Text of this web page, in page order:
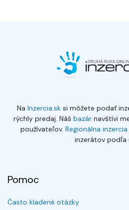
Na Inzercia.sksi môžete podať
rýchly predaj. Náš bazárnavštívi
používateľov. Regionálna inzercia
inzerátov podľa
Pomoc
Často kladené otázky